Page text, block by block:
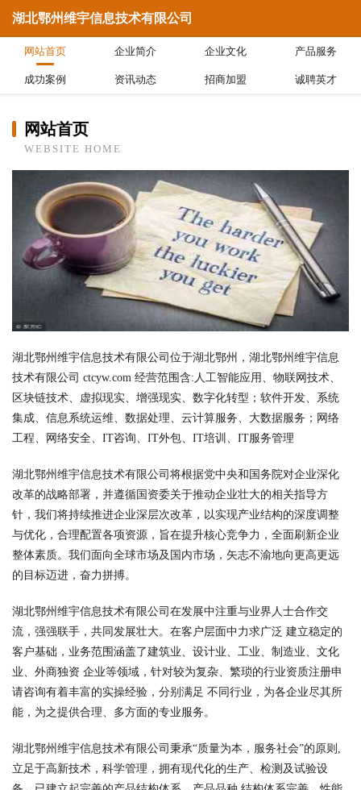
湖北鄂州维宇信息技术有限公司
网站首页 企业简介 企业文化 产品服务
成功案例 资讯动态 招商加盟 诚聘英才
网站首页
WEBSITE HOME
湖北鄂州维宇信息技术有限公司位于湖北鄂州，湖北鄂州维宇信息
技术有限公司 ctcyw.com 经营范围含:人工智能应用、物联网技术、
区块链技术、虚拟现实、增强现实、数字化转型；软件开发、系统
集成、信息系统运维、数据处理、云计算服务、大数据服务；网络
工程、网络安全、IT咨询、IT外包、IT培训、IT服务管理
湖北鄂州维宇信息技术有限公司将根据党中央和国务院对企业深化
改革的战略部署，并遵循国资委关于推动企业壮大的相关指导方
针，我们将持续推进企业深层次改革，以实现产业结构的深度调整
与优化，合理配置各项资源，旨在提升核心竞争力，全面刷新企业
整体素质。我们面向全球市场及国内市场，矢志不渝地向更高更远
的目标迈进，奋力拼搏。
湖北鄂州维宇信息技术有限公司在发展中注重与业界人士合作交
流，强强联手，共同发展壮大。在客户层面中力求广泛 建立稳定的
客户基础，业务范围涵盖了建筑业、设计业、工业、制造业、文化
业、外商独资 企业等领域，针对较为复杂、繁琐的行业资质注册申
请咨询有着丰富的实操经验，分别满足 不同行业，为各企业尽其所
能，为之提供合理、多方面的专业服务。
湖北鄂州维宇信息技术有限公司秉承“质量为本，服务社会”的原则,
立足于高新技术，科学管理，拥有现代化的生产、检测及试验设